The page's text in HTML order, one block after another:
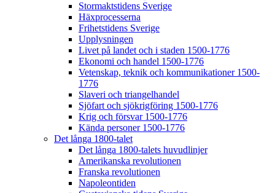
Stormaktstidens Sverige
Häxprocesserna
Frihetstidens Sverige
Upplysningen
Livet på landet och i staden 1500-1776
Ekonomi och handel 1500-1776
Vetenskap, teknik och kommunikationer 1500-
1776
Slaveri och triangelhandel
Sjöfart och sjökrigföring 1500-1776
Krig och försvar 1500-1776
Kända personer 1500-1776
Det långa 1800-talet
Det långa 1800-talets huvudlinjer
Amerikanska revolutionen
Franska revolutionen
Napoleontiden